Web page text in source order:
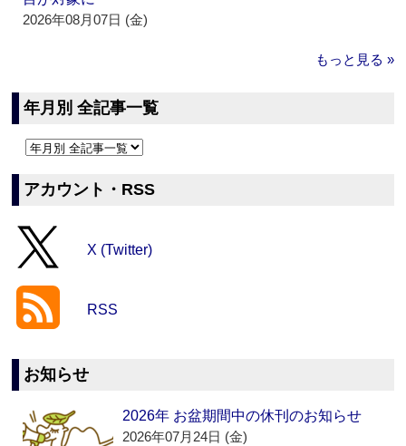
2026年08月07日 (金)
もっと見る »
年月別 全記事一覧
アカウント・RSS
X (Twitter)
RSS
お知らせ
2026年 お盆期間中の休刊のお知らせ
2026年07月24日 (金)